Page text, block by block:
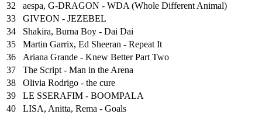
32
aespa, G-DRAGON - WDA (Whole Different Animal)
33
GIVEON - JEZEBEL
34
Shakira, Burna Boy - Dai Dai
35
Martin Garrix, Ed Sheeran - Repeat It
36
Ariana Grande - Knew Better Part Two
37
The Script - Man in the Arena
38
Olivia Rodrigo - the cure
39
LE SSERAFIM - BOOMPALA
40
LISA, Anitta, Rema - Goals